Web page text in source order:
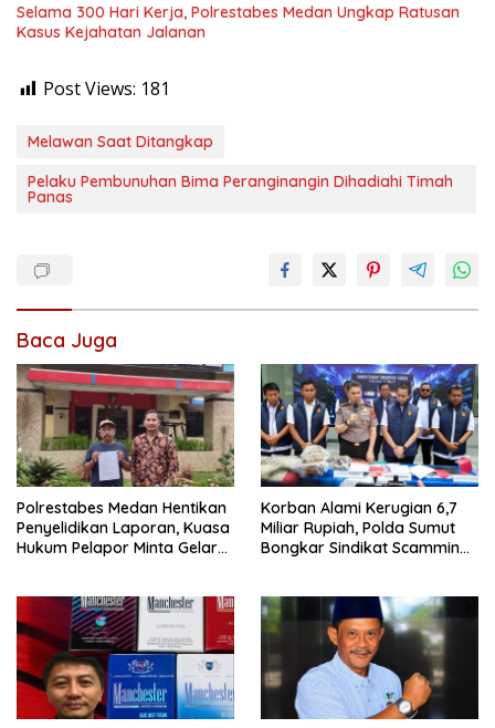
Selama 300 Hari Kerja, Polrestabes Medan Ungkap Ratusan
Kasus Kejahatan Jalanan
Post Views: 181
Melawan Saat Ditangkap
Pelaku Pembunuhan Bima Peranginangin Dihadiahi Timah
Panas
Baca Juga
Polrestabes Medan Hentikan
Penyelidikan Laporan, Kuasa
Hukum Pelapor Minta Gelar
Korban Alami Kerugian 6,7
Miliar Rupiah, Polda Sumut
Bongkar Sindikat Scamming